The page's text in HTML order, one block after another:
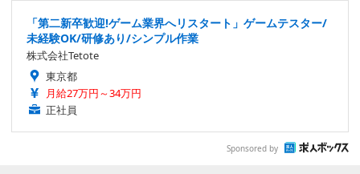
「第二新卒歓迎!ゲーム業界へリスタート」ゲームテスター/
未経験OK/研修あり/シンプル作業
株式会社Tetote
東京都
月給27万円～34万円
正社員
Sponsored by